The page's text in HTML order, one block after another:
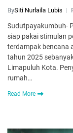
BySiti Nurlaila Lubis
Sudutpayakumbuh-
siap pakai stimulan
terdampak bencana
tahun 2025
Limapuluh Kota.
rumah…
Read More